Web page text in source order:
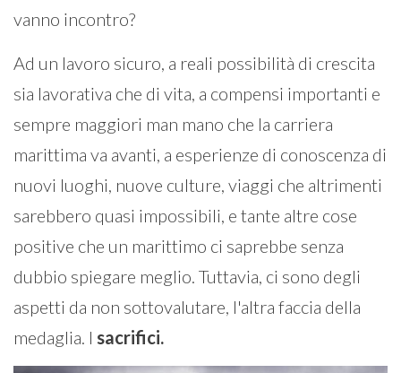
vanno incontro?
Ad un lavoro sicuro, a reali possibilità di crescita
sia lavorativa che di vita, a compensi importanti e
sempre maggiori man mano che la carriera
marittima va avanti, a esperienze di conoscenza di
nuovi luoghi, nuove culture, viaggi che altrimenti
sarebbero quasi impossibili, e tante altre cose
positive che un marittimo ci saprebbe senza
dubbio spiegare meglio. Tuttavia, ci sono degli
aspetti da non sottovalutare, l'altra faccia della
medaglia. I sacrifici.